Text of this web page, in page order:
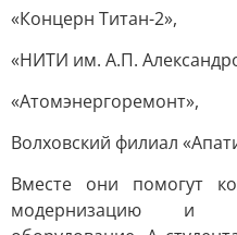
«Концерн Титан-2»,
«НИТИ им. А.П.
«Атомэнергоремонт»,
Волховский филиал
Вместе они помогут
модернизацию и